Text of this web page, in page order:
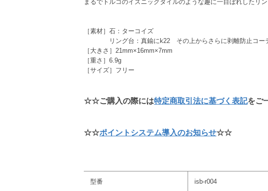
まるでトルコのイズニックタイルのような趣に一目ぼれしたリン
［素材］石：ターコイズ
リング台：真鍮にk22 その上からさらに剥離防止コー
［大きさ］21mm×16mm×7mm
［重さ］6.9g
［サイズ］フリー
☆☆ご購入の際には特定商取引法に基づく表記をご
☆☆ポイントシステム導入のお知らせ☆☆
型番 isb-r004